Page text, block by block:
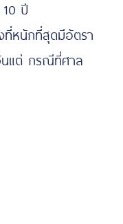
ปี
หนักที่สุดมีอัตรา
นแต่ กรณีที่ศาล